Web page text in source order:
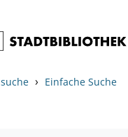
› Einfache Suche